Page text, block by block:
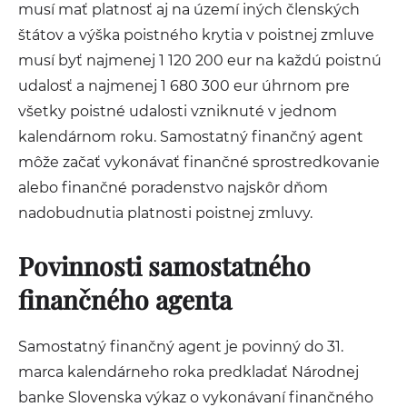
musí mať platnosť aj na území iných členských
štátov a výška poistného krytia v poistnej zmluve
musí byť najmenej 1 120 200 eur na každú poistnú
udalosť a najmenej 1 680 300 eur úhrnom pre
všetky poistné udalosti vzniknuté v jednom
kalendárnom roku. Samostatný finančný agent
môže začať vykonávať finančné sprostredkovanie
alebo finančné poradenstvo najskôr dňom
nadobudnutia platnosti poistnej zmluvy.
Povinnosti samostatného
finančného agenta
Samostatný finančný agent je povinný do 31.
marca kalendárneho roka predkladať Národnej
banke Slovenska výkaz o vykonávaní finančného